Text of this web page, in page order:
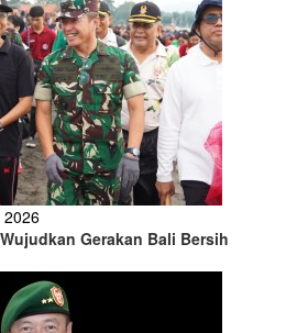
2026
Gerakan Bali Bersih